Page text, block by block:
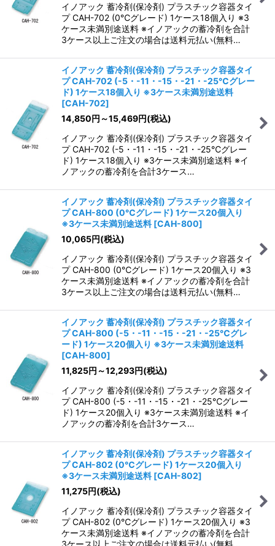
イノアック 蓄冷剤(保冷剤) プラスチック容器タイ
プ CAH-702 (0℃グレード) 1ケース18個入り ※3
ケース未満別途送料 ※イノアックの蓄冷剤を合計
3ケース以上ご注文の場合は送料元払い(無料…
イノアック 蓄冷剤(保冷剤) プラスチック容器タイ
プ CAH-702 (-5・-11・-15・-21・-25℃グレー
ド) 1ケース18個入り ※3ケース未満別途送料
[CAH-702]
14,850円 ～15,469円(税込)
イノアック 蓄冷剤(保冷剤) プラスチック容器タイ
プ CAH-702 (-5・-11・-15・-21・-25℃グレー
ド) 1ケース18個入り ※3ケース未満別途送料 ※イ
ノアックの蓄冷剤を合計3ケース…
イノアック 蓄冷剤(保冷剤) プラスチック容器タイ
プ CAH-800 (0℃グレード) 1ケース20個入り
※3ケース未満別途送料 [CAH-800]
10,065円(税込)
イノアック 蓄冷剤(保冷剤) プラスチック容器タイ
プ CAH-800 (0℃グレード) 1ケース20個入り ※3
ケース未満別途送料 ※イノアックの蓄冷剤を合計
3ケース以上ご注文の場合は送料元払い(無料…
イノアック 蓄冷剤(保冷剤) プラスチック容器タイ
プ CAH-800 (-5・-11・-15・-21・-25℃グレ
ード) 1ケース20個入り ※3ケース未満別途送料
[CAH-800]
11,825円 ～12,293円(税込)
イノアック 蓄冷剤(保冷剤) プラスチック容器タイ
プ CAH-800 (-5・-11・-15・-21・-25℃グレー
ド) 1ケース20個入り ※3ケース未満別途送料 ※イ
ノアックの蓄冷剤を合計3ケース…
イノアック 蓄冷剤(保冷剤) プラスチック容器タイ
プ CAH-802 (0℃グレード) 1ケース20個入り
※3ケース未満別途送料 [CAH-802]
11,275円(税込)
イノアック 蓄冷剤(保冷剤) プラスチック容器タイ
プ CAH-802 (0℃グレード) 1ケース20個入り ※3
ケース未満別途送料 ※イノアックの蓄冷剤を合計
3ケース以上ご注文の場合は送料元払い(無料…